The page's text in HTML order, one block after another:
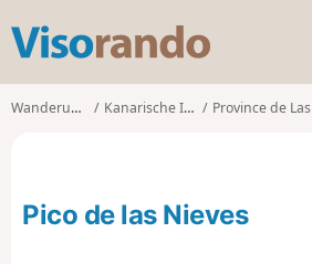
s
o
o
Wanderungen Kanarische Inseln Province de Las Palmas
Pico de las Nieves